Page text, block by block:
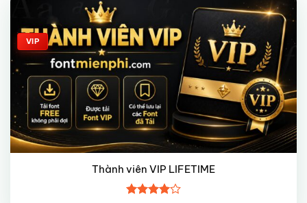
VIP
Thành viên VIP LIFETIME